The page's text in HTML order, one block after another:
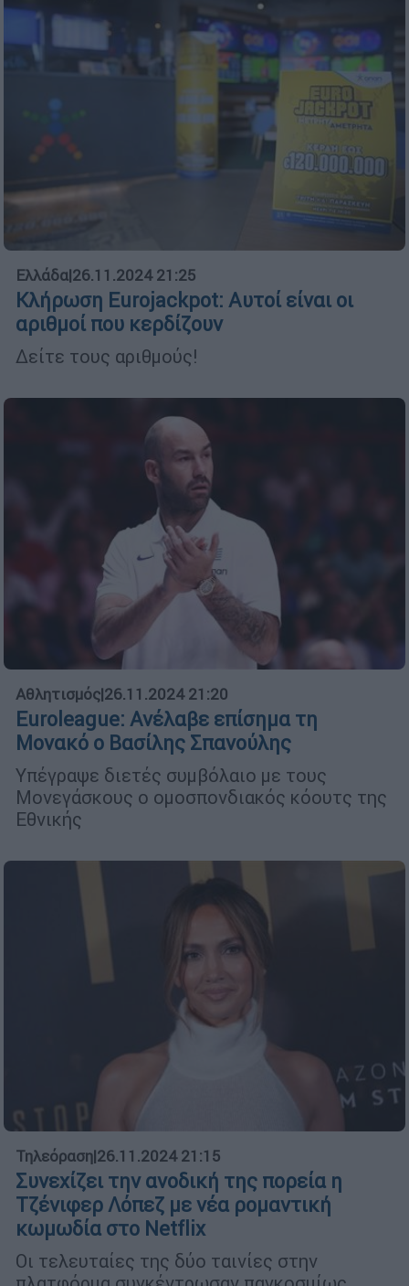
Ελλάδα|26.11.2024 21:25
Κλήρωση Eurojackpot: Αυτοί είναι οι
αριθμοί που κερδίζουν
Δείτε τους αριθμούς!
Αθλητισμός|26.11.2024 21:20
Euroleague: Ανέλαβε επίσημα τη
Μονακό ο Βασίλης Σπανούλης
Υπέγραψε διετές συμβόλαιο με τους
Μονεγάσκους ο ομοσπονδιακός κόουτς της
Εθνικής
Τηλεόραση|26.11.2024 21:15
Συνεχίζει την ανοδική της πορεία η
Τζένιφερ Λόπεζ με νέα ρομαντική
κωμωδία στο Netflix
Οι τελευταίες της δύο ταινίες στην